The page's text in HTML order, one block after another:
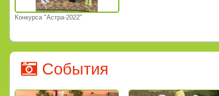
Конкурса "Астра-2022"
События